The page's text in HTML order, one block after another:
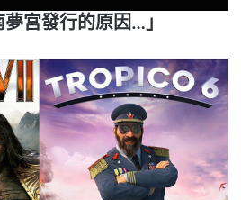
夢宮發行的原因…」